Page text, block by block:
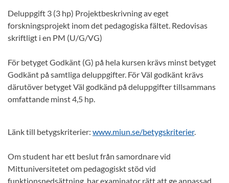
Deluppgift 3 (3 hp) Projektbeskrivning av eget
forskningsprojekt inom det pedagogiska fältet. Redovisas
skriftligt i en PM (U/G/VG)
För betyget Godkänt (G) på hela kursen krävs minst betyget
Godkänt på samtliga deluppgifter. För Väl godkänt krävs
därutöver betyget Väl godkänd på deluppgifter tillsammans
omfattande minst 4,5 hp.
Länk till betygskriterier: www.miun.se/betygskriterier.
Om student har ett beslut från samordnare vid
Mittuniversitetet om pedagogiskt stöd vid
funktionsnedsättning, har examinator rätt att ge anpassad